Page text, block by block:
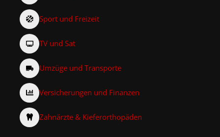
Sport und Freizeit
TV und Sat
Umzüge und Transporte
Versicherungen und Finanzen
Zahnärzte & Kieferorthopäden